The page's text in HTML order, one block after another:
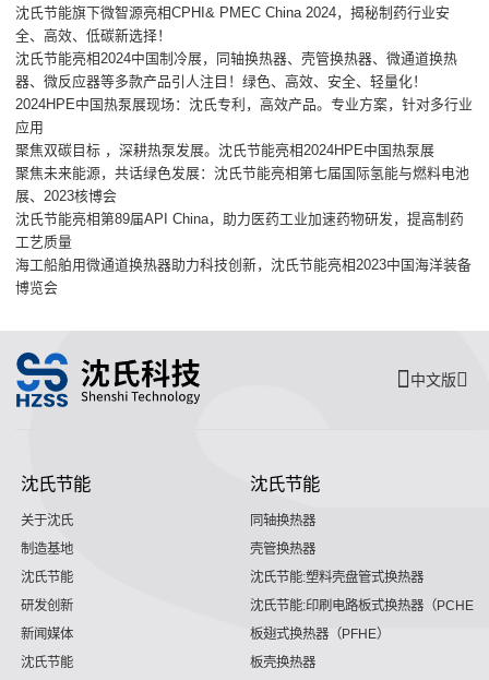
沈氏节能旗下微智源亮相CPHI& PMEC China 2024，揭秘制药行业安
全、高效、低碳新选择！
沈氏节能亮相2024中国制冷展，同轴换热器、壳管换热器、微通道换热
器、微反应器等多款产品引人注目！绿色、高效、安全、轻量化！
2024HPE中国热泵展现场：沈氏专利，高效产品。专业方案，针对多行业
应用
聚焦双碳目标 ，深耕热泵发展。沈氏节能亮相2024HPE中国热泵展
聚焦未来能源，共话绿色发展：沈氏节能亮相第七届国际氢能与燃料电池
展、2023核博会
沈氏节能亮相第89届API China，助力医药工业加速药物研发，提高制药
工艺质量
海工船舶用微通道换热器助力科技创新，沈氏节能亮相2023中国海洋装备
博览会
中文版
沈氏节能
关于沈氏
制造基地
沈氏节能
研发创新
新闻媒体
沈氏节能
沈氏节能
同轴换热器
壳管换热器
沈氏节能:塑料壳盘管式换热器
沈氏节能:印刷电路板式换热器（PCHE）
板翅式换热器（PFHE）
板壳换热器